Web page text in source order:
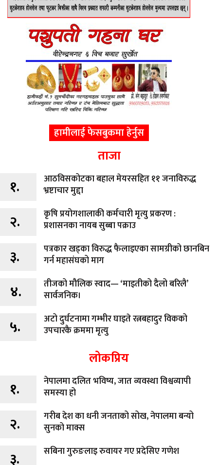
हामीलाई फेसबुकमा हेर्नुस
ताजा
१.
आठविसकोटका बहाल मेयरसहित ११ जनाविरुद्ध
भ्रष्टाचार मुद्दा
२.
कृषि प्रयोगशालाकी कर्मचारी मृत्यु प्रकरण :
प्रशासनका नायब सुब्बा पक्राउ
३.
पत्रकार खड्का विरुद्ध फैलाइएका सामग्रीको छानबिन
गर्न महासंघको माग
४.
तीजको मौलिक स्वाद— ‘माइतीको दैलो बरिलै’
सार्वजनिक।
५.
अटो दुर्घटनामा गम्भीर घाइते रत्नबहादुर विकको
उपचारकै क्रममा मृत्यु
लोकप्रिय
१.
नेपालमा दलित भविष्य, जात व्यवस्था विश्वव्यापी
समस्या हो
२.
गरीब देश का धनी जनताको सोख, नेपालमा बन्यो
सुनको माक्स
३. सबिना गुरुङलाइ रुवायर गए प्रदेसिए गणेश